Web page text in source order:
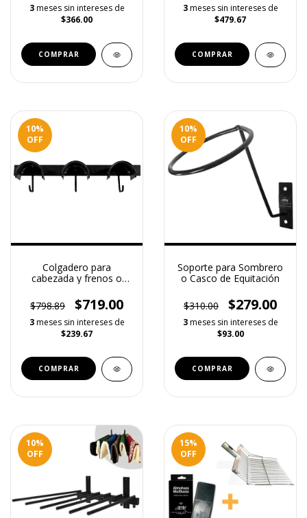
3 meses sin intereses de
$366.00
3 meses sin intereses de
$479.67
10%
OFF
Colgadero para
cabezada y frenos o
Lugares
$798.89 $719.00
3 meses sin intereses de
$239.67
10%
OFF
Soporte para Sombrero
o Casco de Equitación
$310.00 $279.00
3 meses sin intereses de
$93.00
10%
OFF
15%
OFF